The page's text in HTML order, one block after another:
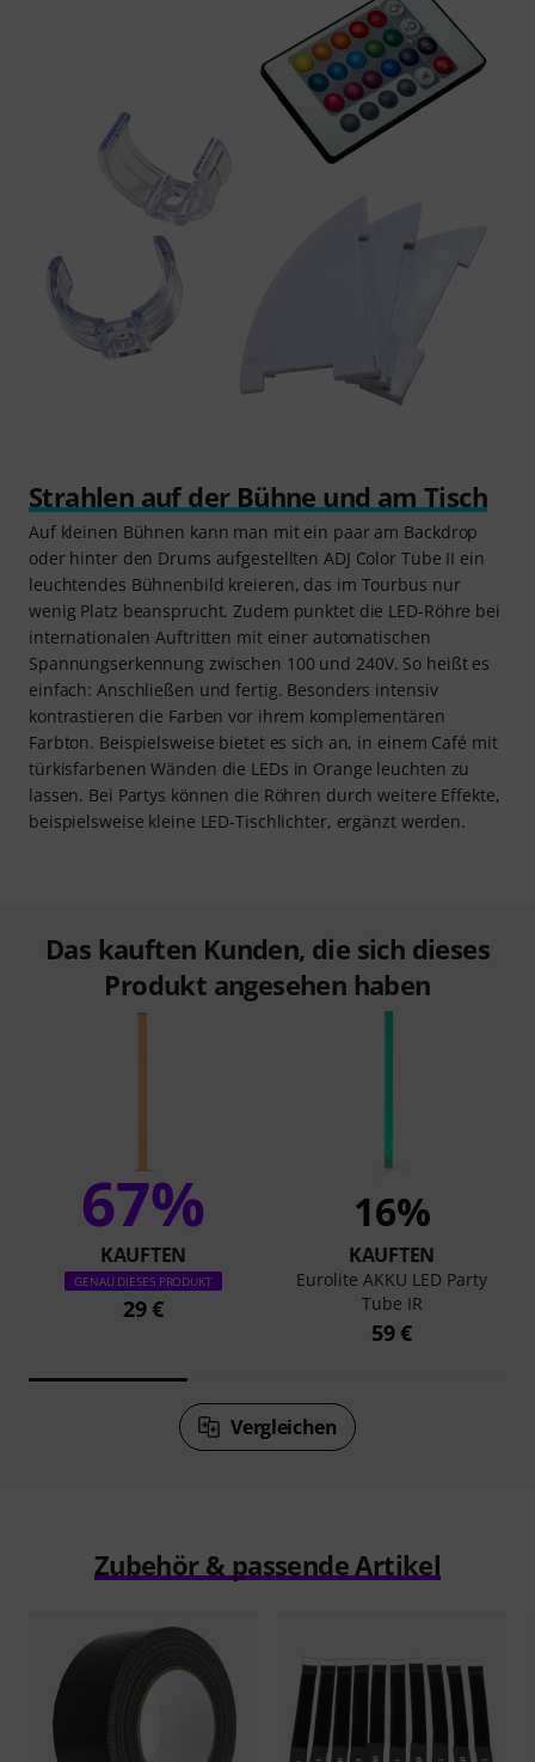
Strahlen auf der Bühne und am Tisch
Auf kleinen Bühnen kann man mit ein paar am Backdrop
oder hinter den Drums aufgestellten ADJ Color Tube II ein
leuchtendes Bühnenbild kreieren, das im Tourbus nur
wenig Platz beansprucht. Zudem punktet die LED-Röhre bei
internationalen Auftritten mit einer automatischen
Spannungserkennung zwischen 100 und 240V. So heißt es
einfach: Anschließen und fertig. Besonders intensiv
kontrastieren die Farben vor ihrem komplementären
Farbton. Beispielsweise bietet es sich an, in einem Café mit
türkisfarbenen Wänden die LEDs in Orange leuchten zu
lassen. Bei Partys können die Röhren durch weitere Effekte,
beispielsweise kleine LED-Tischlichter, ergänzt werden.
Das kauften Kunden, die sich dieses
Produkt angesehen haben
67%
KAUFTEN
GENAU DIESES PRODUKT
29 €
16%
KAUFTEN
Eurolite AKKU LED Party
Tube IR
59 €
Vergleichen
Zubehör & passende Artikel